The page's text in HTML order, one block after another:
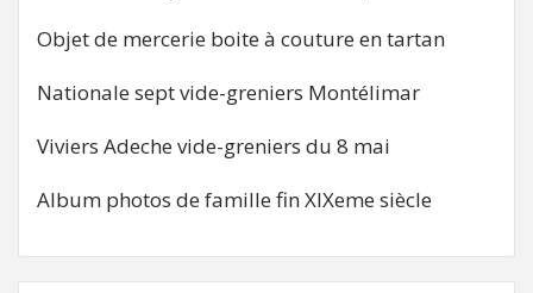
Objet de mercerie boite à couture en tartan
Nationale sept vide-greniers Montélimar
Viviers Adeche vide-greniers du 8 mai
Album photos de famille fin XIXeme siècle